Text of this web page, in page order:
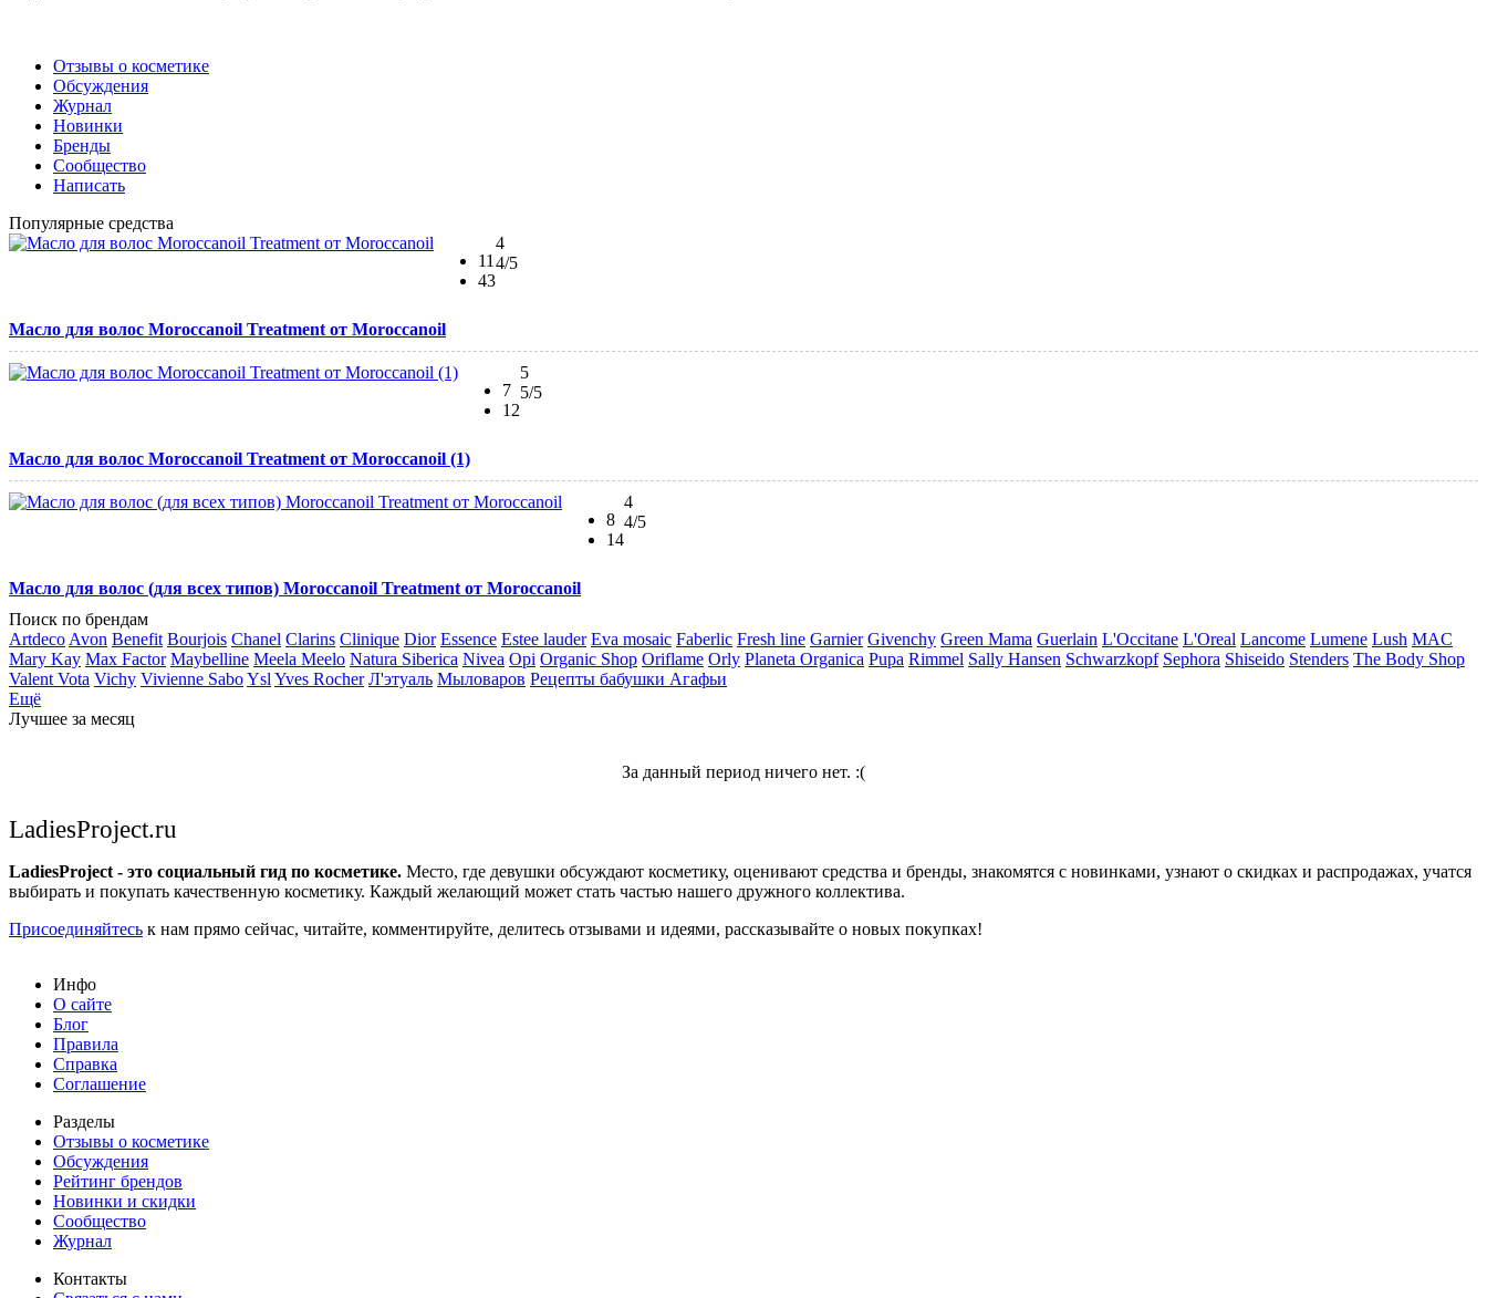
Отзывы о косметике
Обсуждения
Журнал
Новинки
Бренды
Сообщество
Написать
Популярные средства
11
43
4
4/5
Масло для волос Moroccanoil Treatment от Moroccanoil
7
12
5
5/5
Масло для волос Moroccanoil Treatment от Moroccanoil (1)
8
14
4
4/5
Масло для волос (для всех типов) Moroccanoil Treatment от Moroccanoil
Поиск по брендам
Artdeco Avon Benefit Bourjois Chanel Clarins Clinique Dior Essence Estee lauder Eva mosaic Faberlic Fresh line Garnier Givenchy Green Mama Guerlain L'Occitane L'Oreal Lancome Lumene Lush MAC
Mary Kay Max Factor Maybelline Meela Meelo Natura Siberica Nivea Opi Organic Shop Oriflame Orly Planeta Organica Pupa Rimmel Sally Hansen Schwarzkopf Sephora Shiseido Stenders The Body Shop
Valent Vota Vichy Vivienne SaboYsl Yves Rocher Л'этуаль Мыловаров Рецепты бабушки Агафьи
Ещё
Лучшее за месяц
За данный период ничего нет. :(
LadiesProject.ru
LadiesProject - это социальный гид по косметике. Место, где девушки обсуждают косметику, оценивают средства и бренды, знакомятся с новинками, узнают о скидках и распродажах, учатся
выбирать и покупать качественную косметику. Каждый желающий может стать частью нашего дружного коллектива.
Присоединяйтесь к нам прямо сейчас, читайте, комментируйте, делитесь отзывами и идеями, рассказывайте о новых покупках!
Инфо
О сайте
Блог
Правила
Справка
Соглашение
Разделы
Отзывы о косметике
Обсуждения
Рейтинг брендов
Новинки и скидки
Сообщество
Журнал
Контакты